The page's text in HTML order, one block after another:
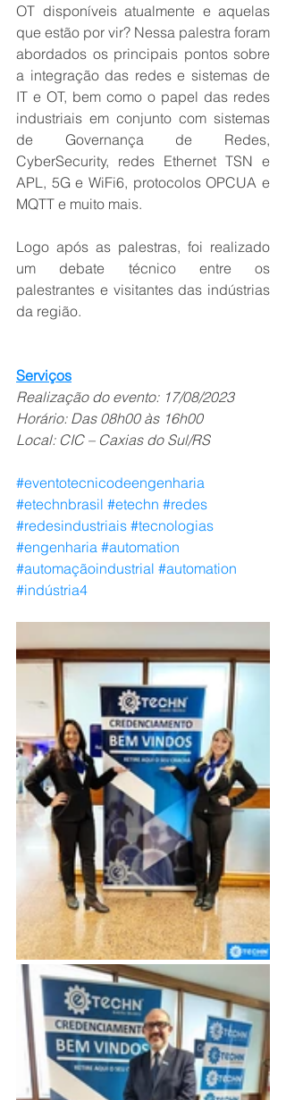
OT disponíveis atualmente e aquelas
que estão por vir? Nessa palestra foram
abordados os principais pontos sobre
a integração das redes e sistemas de
IT e OT, bem como o papel das redes
industriais em conjunto com sistemas
de Governança de Redes,
CyberSecurity, redes Ethernet TSN e
APL, 5G e WiFi6, protocolos OPCUA e
MQTT e muito mais.
Logo após as palestras, foi realizado
um debate técnico entre os
palestrantes e visitantes das indústrias
da região.
Serviços
Realização do evento: 17/08/2023
Horário: Das 08h00 às 16h00
Local: CIC – Caxias do Sul/RS
#eventotecnicodeengenharia
#etechnbrasil #etechn #redes
#redesindustriais #tecnologias
#engenharia #automation
#automaçãoindustrial #automation
#indústria4